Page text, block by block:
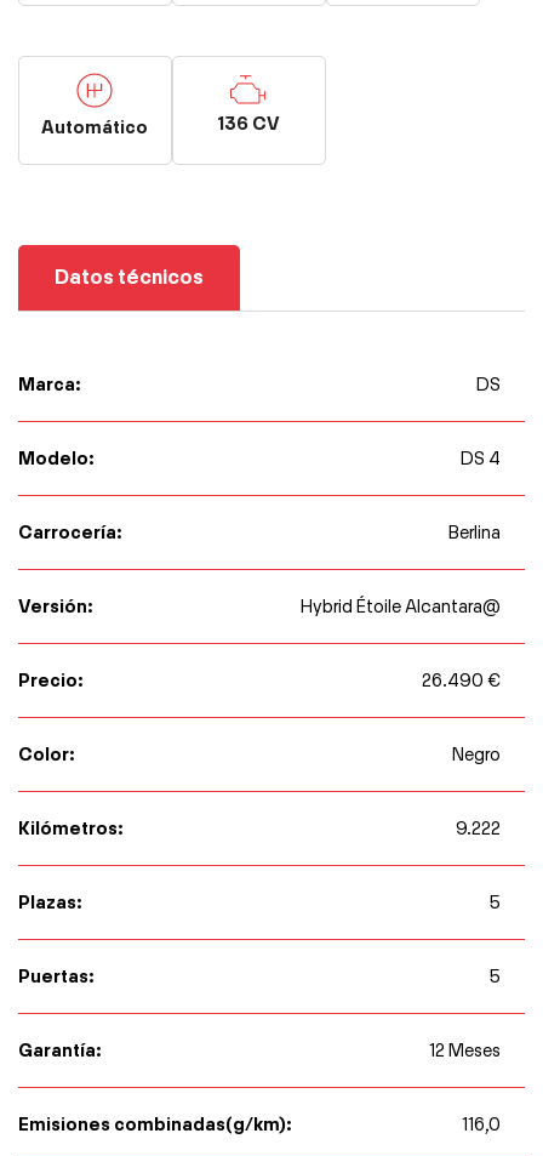
Automático 136 CV
Datos técnicos
Marca: DS
Modelo: DS 4
Carrocería: Berlina
Versión: Hybrid Étoile Alcantara@
Precio: 26.490 €
Color: Negro
Kilómetros: 9.222
Plazas: 5
Puertas: 5
Garantía: 12 Meses
Emisiones combinadas(g/km): 116,0